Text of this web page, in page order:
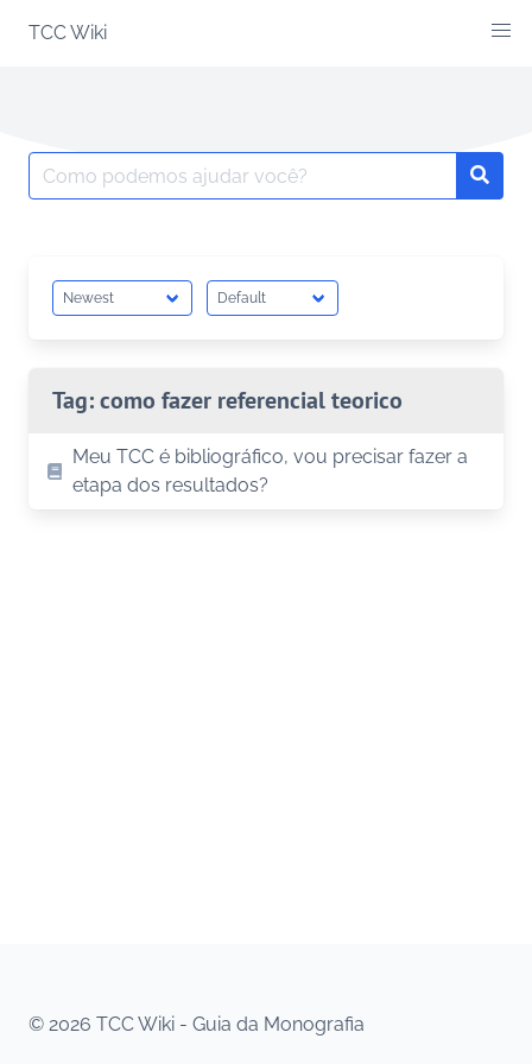
TCC Wiki
Search
for:
Tag:como fazer referencial teorico
Meu TCC é bibliográfico, vou precisar fazer a
etapa dos resultados?
© 2026 TCC Wiki - Guia da Monografia